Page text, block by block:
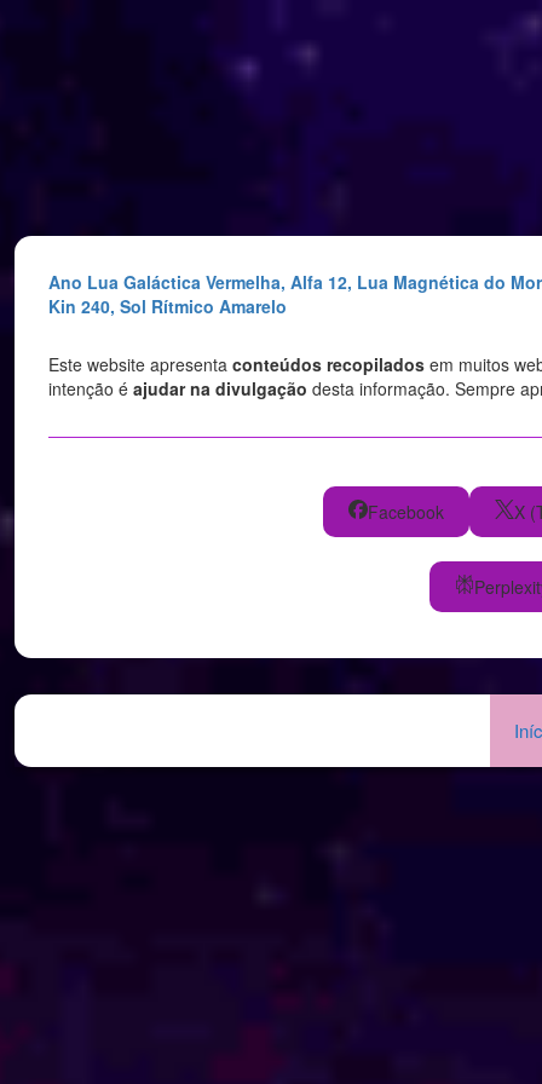
Ano Lua Galáctica Vermelha, Alfa 12, Lua Magnética do
Kin 240, Sol Rítmico Amarelo
Este website apresenta conteúdos recopilados em muitos
intenção é ajudar na divulgação desta informação. Sempre
Facebook
X